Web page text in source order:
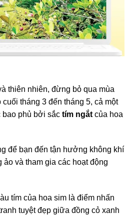
thiên nhiên, đừng bỏ qua mùa
tháng 3 đến tháng 5, cả một
phủ bởi sắc tím ngắt của hoa
để bạn đến tận hưởng không khí
ảo và tham gia các hoạt động
tím của hoa sim là điểm nhấn
tuyệt đẹp giữa đồng cỏ xanh